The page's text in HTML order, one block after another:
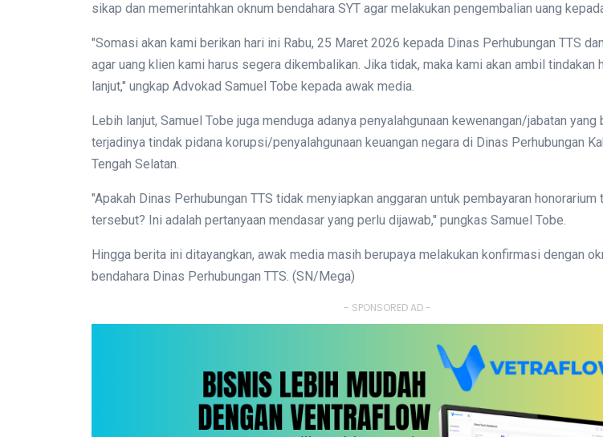
sikap dan memerintahkan oknum bendahara SYT agar melakukan pengembalian uang
"Somasi akan kami berikan hari ini Rabu, 25 Maret 2026 kepada Dinas Perhubungan TTS
agar uang klien kami harus segera dikembalikan. Jika tidak, maka kami akan ambil tindakan
lanjut," ungkap Advokad Samuel Tobe kepada awak media.
Lebih lanjut, Samuel Tobe juga menduga adanya penyalahgunaan kewenangan/jabatan
terjadinya tindak pidana korupsi/penyalahgunaan keuangan negara di Dinas Perhubungan
Tengah Selatan.
"Apakah Dinas Perhubungan TTS tidak menyiapkan anggaran untuk pembayaran honorarium
tersebut? Ini adalah pertanyaan mendasar yang perlu dijawab," pungkas Samuel Tobe.
Hingga berita ini ditayangkan, awak media masih berupaya melakukan konfirmasi dengan
bendahara Dinas Perhubungan TTS. (SN/Mega)
- SPONSORED AD -